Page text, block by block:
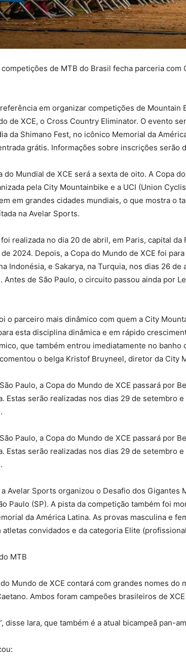
de MTB do Brasil fecha parceria com
em organizar competições de Mountain
de XCE, o Cross Country Eliminator. O evento
da Shimano Fest, no icônico Memorial da
grátis. Informações sobre inscrições serão
do Mundial de XCE será a sexta de oito. A Copa
pela City Mountainbike e a UCI (Union
em grandes cidades mundiais, o que mostra o
na Avelar Sports.
realizada no dia 20 de abril, em Paris, capital da
2024. Depois, a Copa do Mundo de XCE foi
Indonésia, e Sakarya, na Turquia, nos dias 26 de
Antes de São Paulo, o circuito passou ainda por
o parceiro mais dinâmico com quem a City
esta disciplina dinâmica e em rápido
que também entrou imediatamente no banho
o belga Kristof Bruyneel, diretor da City
Paulo, a Copa do Mundo de XCE passará por
Estas serão realizadas nos dias 29 de setembro
Paulo, a Copa do Mundo de XCE passará por
Estas serão realizadas nos dias 29 de setembro
a Avelar Sports organizou o Desafio dos Gigantes
Paulo (SP). A pista da competição também foi
da América Latina. As provas masculina e
convidados e da categoria Elite
MTB
Mundo de XCE contará com grandes nomes do
Ambos foram campeões brasileiros de
Iara, que também é a atual bicampeã pan-